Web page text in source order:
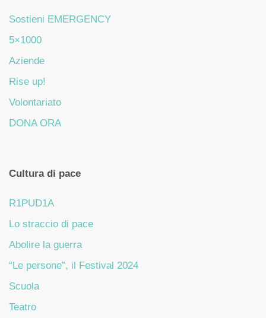
Sostieni EMERGENCY
5×1000
Aziende
Rise up!
Volontariato
DONA ORA
Cultura di pace
R1PUD1A
Lo straccio di pace
Abolire la guerra
“Le persone”, il Festival 2024
Scuola
Teatro